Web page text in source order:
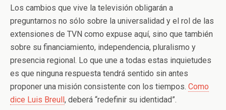
Los cambios que vive la televisión obligarán a
preguntarnos no sólo sobre la universalidad y el rol de las
extensiones de TVN como expuse aquí, sino que también
sobre su financiamiento, independencia, pluralismo y
presencia regional. Lo que une a todas estas inquietudes
es que ninguna respuesta tendrá sentido sin antes
proponer una misión consistente con los tiempos. Como
dice Luis Breull , deberá “redefinir su identidad”.